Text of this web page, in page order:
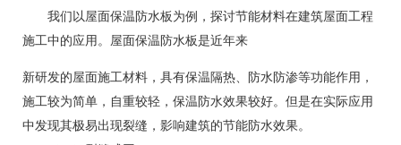
我们以屋面保温防水板为例，探讨节能材料在建筑屋面工程
施工中的应用。屋面保温防水板是近年来
新研发的屋面施工材料，具有保温隔热、防水防渗等功能作用，
施工较为简单，自重较轻，保温防水效果较好。但是在实际应用
中发现其极易出现裂缝，影响建筑的节能防水效果。